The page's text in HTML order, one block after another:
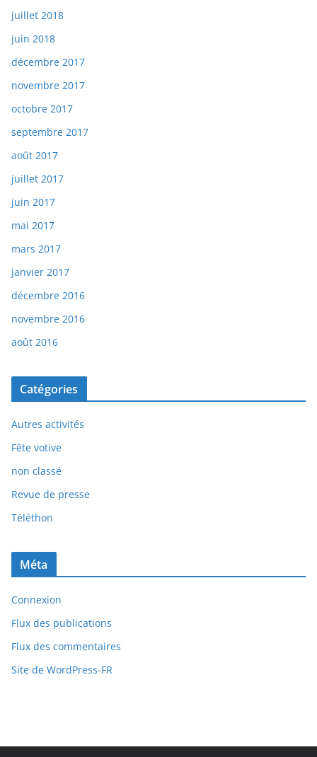
juillet 2018
juin 2018
décembre 2017
novembre 2017
octobre 2017
septembre 2017
août 2017
juillet 2017
juin 2017
mai 2017
mars 2017
janvier 2017
décembre 2016
novembre 2016
août 2016
Catégories
Autres activités
Fête votive
non classé
Revue de presse
Téléthon
Méta
Connexion
Flux des publications
Flux des commentaires
Site de WordPress-FR